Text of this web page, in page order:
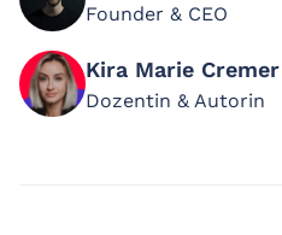
Founder & CEO
Kira Marie Cremer
Dozentin & Autorin